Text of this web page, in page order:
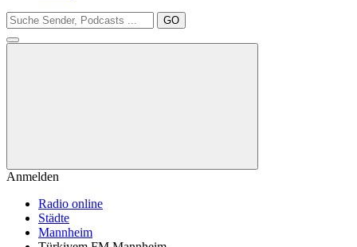
GO
Anmelden
Radio online
Städte
Mannheim